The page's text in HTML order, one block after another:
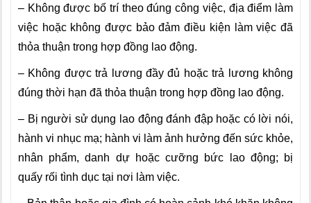
– Không được bố trí theo đúng công việc, địa điểm làm
việc hoặc không được bảo đảm điều kiện làm việc đã
thỏa thuận trong hợp đồng lao động.
– Không được trả lương đầy đủ hoặc trả lương không
đúng thời hạn đã thỏa thuận trong hợp đồng lao động.
– Bị người sử dụng lao động đánh đập hoặc có lời nói,
hành vi nhục mạ; hành vi làm ảnh hưởng đến sức khỏe,
nhân phẩm, danh dự hoặc cưỡng bức lao động; bị
quấy rối tình dục tại nơi làm việc.